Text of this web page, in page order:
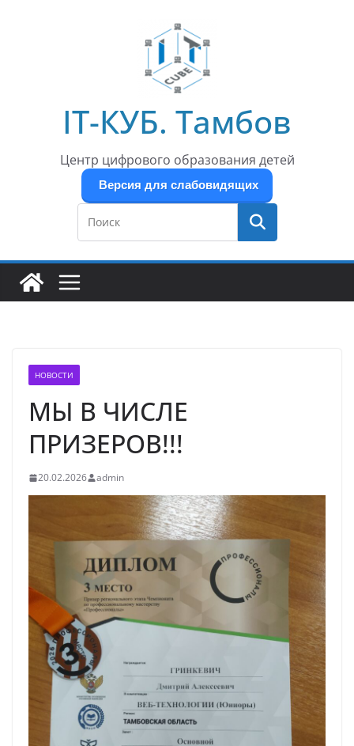
IT-КУБ. Тамбов
Центр цифрового образования детей
Версия для слабовидящих
НОВОСТИ
МЫ В ЧИСЛЕ
ПРИЗЕРОВ!!!
20.02.2026 admin